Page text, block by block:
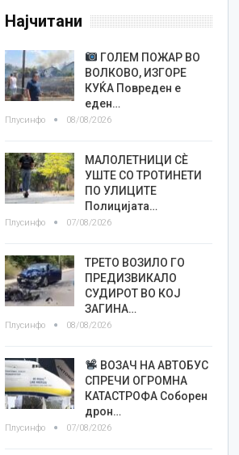
Најчитани
ГОЛЕМ ПОЖАР ВО
ВОЛКОВО, ИЗГОРЕ
КУЌА Повреден е
еден…
Плусинфо 08/08/2026
МАЛОЛЕТНИЦИ СÈ
УШТЕ СО ТРОТИНЕТИ
ПО УЛИЦИТЕ
Полицијата…
Плусинфо 07/08/2026
ТРЕТО ВОЗИЛО ГО
ПРЕДИЗВИКАЛО
СУДИРОТ ВО КОЈ
ЗАГИНА…
Плусинфо 08/08/2026
ВОЗАЧ НА АВТОБУС
СПРЕЧИ ОГРОМНА
КАТАСТРОФА Соборен
дрон…
Плусинфо 07/08/2026